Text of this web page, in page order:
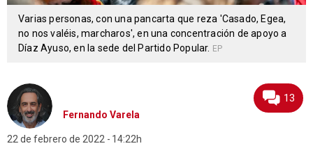
Varias personas, con una pancarta que reza 'Casado, Egea,
no nos valéis, marcharos', en una concentración de apoyo a
Díaz Ayuso, en la sede del Partido Popular. EP
Fernando Varela
22 de febrero de 2022
14:22h
13